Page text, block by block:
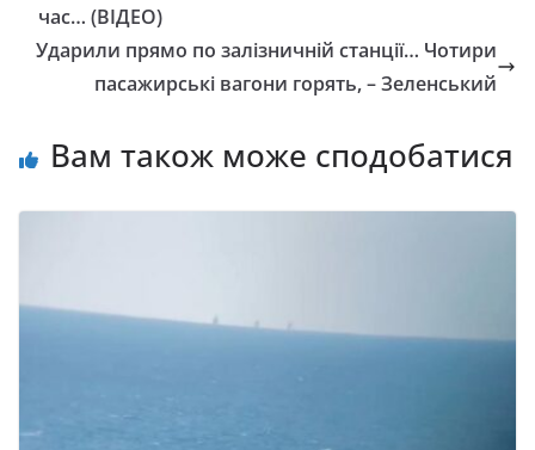
час… (ВІДЕО)
Ударили прямо по залізничній станції… Чотири
пасажирські вагони горять, – Зеленський
Вам також може сподобатися